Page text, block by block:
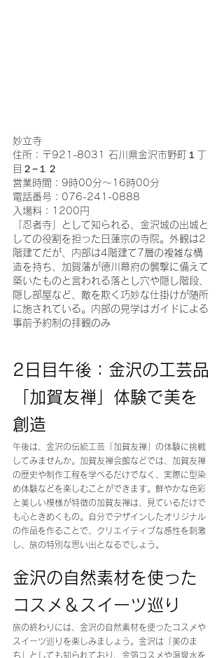
妙立寺
住所：〒921-8031 石川県金沢市野町１丁
目２−１２
営業時間：9時00分～16時00分
電話番号：076-241-0888
入場料：1200円
「忍者寺」として知られる、金沢城の出城と
しての役割を担った日蓮宗の寺院。外観は2
階建てだが、内部は4階建て7層の複雑な構
造を持ち、加賀藩が徳川幕府の襲撃に備えて
築いたものと言われる落とし穴や隠し階段、
隠し部屋など、敵を欺く巧妙な仕掛けが随所
に施されている。内部の見学はガイドによる
事前予約制の拝観のみ
2日目午後：金沢の工芸品
「加賀友禅」体験で美を
創造
午後は、金沢の伝統工芸「加賀友禅」の体験に挑戦
してみませんか。加賀友禅会館などでは、加賀友禅
の歴史や制作工程を学べるだけでなく、実際に型染
め体験などを楽しむことができます。鮮やかな色彩
と美しい模様が特徴の加賀友禅は、見ているだけで
も心ときめくもの。自分でデザインしたオリジナル
の作品を作ることで、クリエイティブな感性を刺激
し、旅の特別な思い出となるでしょう。
金沢の自然素材を使った
コスメ＆スイーツ巡り
旅の終わりには、金沢の自然素材を使ったコスメや
スイーツ巡りを楽しみましょう。金沢は「美のま
ち」としても知られており、金箔コスメや温泉水を